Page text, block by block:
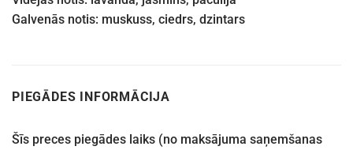
Galvenās notis: muskuss, ciedrs, dzintars
PIEGĀDES INFORMĀCIJA
Šīs preces piegādes laiks (no maksājuma saņemšanas